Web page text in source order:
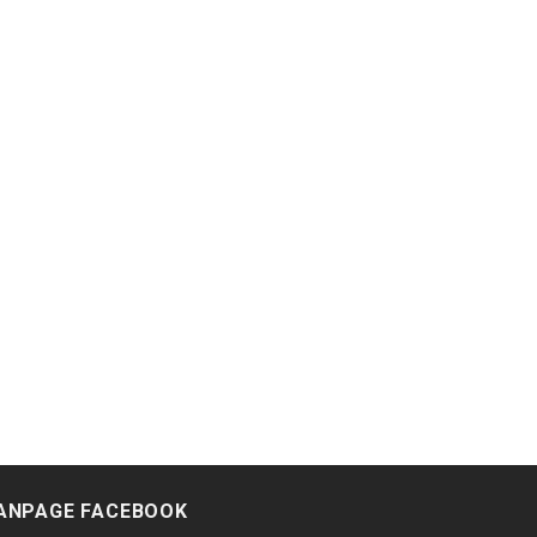
FACEBOOK